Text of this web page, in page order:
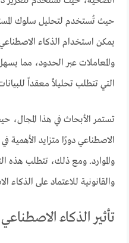
حيث تُستخدم لتحليل سلوك
يمكن استخدام الذكاء الاصطناعي
والمعاملات عبر الحدود، مما
التي تتطلب تحليلاً معقداً
تستمر الأبحاث في هذا المجال،
الاصطناعي دورًا متزايد الأهمية
والموارد. ومع ذلك، تتطلب هذه
والقانونية للاعتماد على الذكاء
تأثير الذكاء